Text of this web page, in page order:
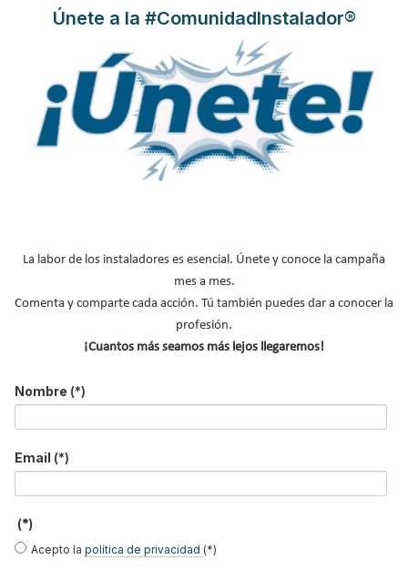
Bomba de calor aire aire
Bomba de calor reversible
Instaladores de aerotermia
NOTICIAS DESTACADAS
Hyundai presenta IONIQ-THERM, la nueva
Únete a la #ComunidadInstalador®
La labor de los instaladores es esencial. Únete y conoce la campaña
mes a mes.
Comenta y comparte cada acción. Tú también puedes dar a conocer la
profesión.
¡Cuantos más seamos más lejos llegaremos!
Nombre (*)
Email (*)
(*)
Acepto la política de privacidad (*)